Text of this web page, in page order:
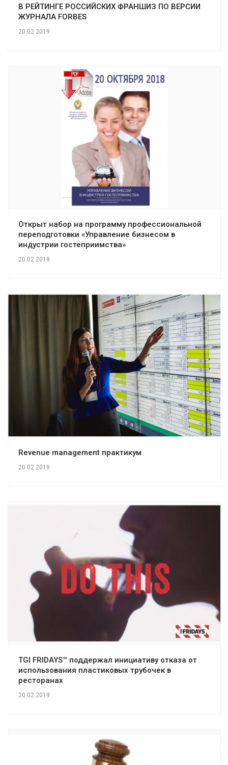
В РЕЙТИНГЕ РОССИЙСКИХ ФРАНШИЗ ПО ВЕРСИИ
ЖУРНАЛА FORBES
20.02.2019
Открыт набор на программу профессиональной
переподготовки «Управление бизнесом в
индустрии гостеприимства»
20.02.2019
Revenue management практикум
20.02.2019
TGI FRIDAYS™ поддержал инициативу отказа от
использования пластиковых трубочек в
ресторанах
20.02.2019